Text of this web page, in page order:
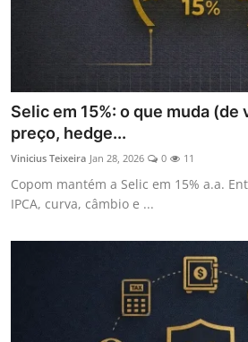
Selic em 15%: o que muda (de
preço, hedge...
Vinicius Teixeira Jan 28, 2026 0 11
Copom mantém a Selic em 15% a.a.
IPCA, curva, câmbio e ...